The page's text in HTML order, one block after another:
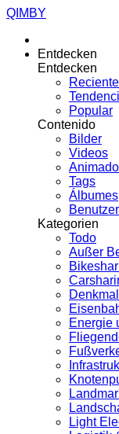
QIMBY
Entdecken
Entdecken
Reciente
Popular
Contenido
Bilder
Videos
Animado
Tags
Álbumes
Benutzer
Kategorien
Todo
Außer
Denkmal
Energie
Light